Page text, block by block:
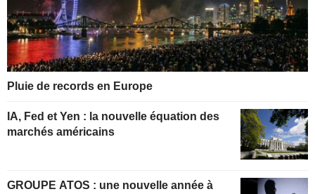
Pluie de records en Europe
IA, Fed et Yen : la nouvelle équation des
marchés américains
GROUPE ATOS : une nouvelle année à